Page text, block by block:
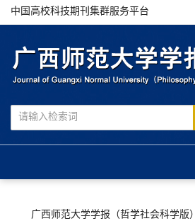
中国高校科技期刊集群服务平台
广西师范大学学报（哲学社会科学版）